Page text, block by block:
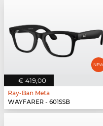
€ 419,00
Ray-Ban Meta
WAYFARER - 601SSB